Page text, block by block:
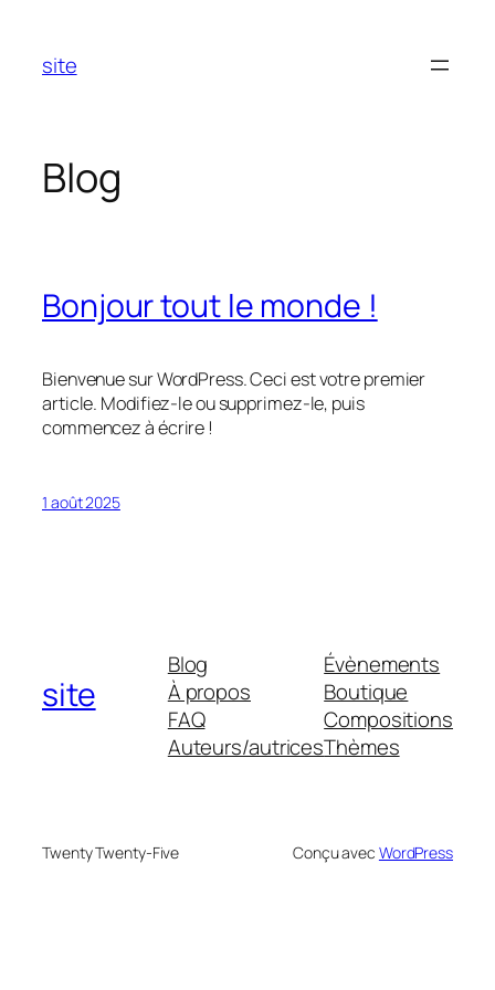
contenu
site
Blog
Bonjour tout le monde !
Bienvenue sur WordPress. Ceci est votre premier
article. Modifiez-le ou supprimez-le, puis
commencez à écrire !
1 août 2025
site
Blog
À propos
FAQ
Auteurs/autrices
Évènements
Boutique
Compositions
Thèmes
Twenty Twenty-Five Conçu avec WordPress